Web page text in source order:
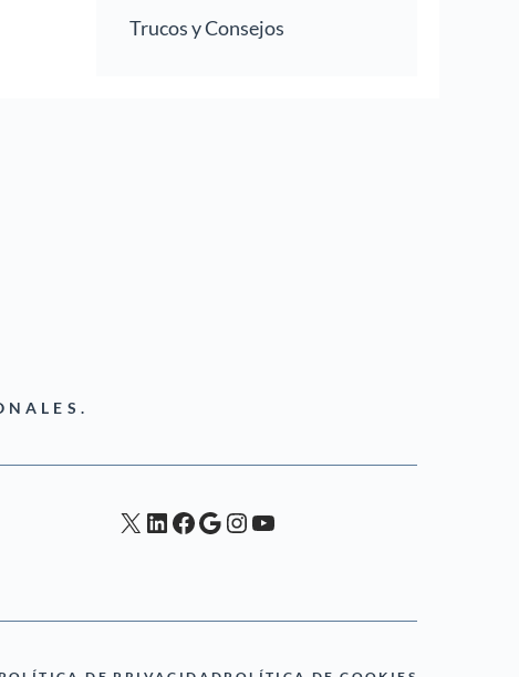
Trucos y Consejos
X LinkedIn
Facebook
Google
Instagram
YouTube